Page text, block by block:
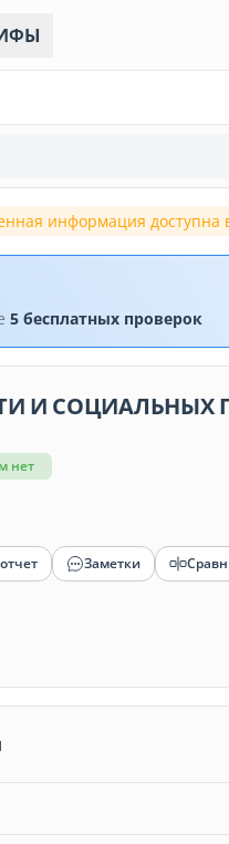
информация доступна
5 бесплатных проверок
И
нет
Заметки